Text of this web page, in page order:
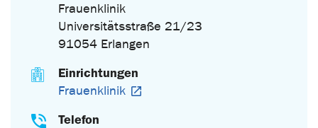
Frauenklinik
Universitätsstraße 21/23
91054 Erlangen
Einrichtungen
Frauenklinik
Telefon